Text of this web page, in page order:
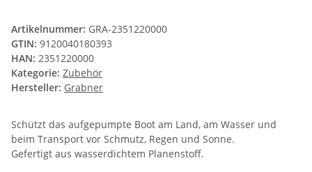
Artikelnummer: GRA-2351220000
GTIN: 9120040180393
HAN: 2351220000
Kategorie: Zubehör
Hersteller: Grabner
Schützt das aufgepumpte Boot am Land, am Wasser und
beim Transport vor Schmutz, Regen und Sonne.
Gefertigt aus wasserdichtem Planenstoff.